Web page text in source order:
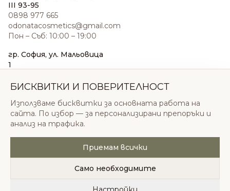
III 93-95
0898 977 665
odonatacosmetics@gmail.com
Пон – Съб: 10:00 – 19:00
гр. София, ул. Мальовица
1
sales@odonatacosmetics.com
Нед: 11:00 – 18:00
© 2026 Одоната Козметикс ООД. Всички права
запазени.
Политика за поверителностОбщи условия
БИСКВИТКИ И ПОВЕРИТЕЛНОСТ
Използваме бисквитки за основната работа на
сайта. По избор — за персонализирани препоръки и
анализ на трафика.
Приемам всички
Само необходимите